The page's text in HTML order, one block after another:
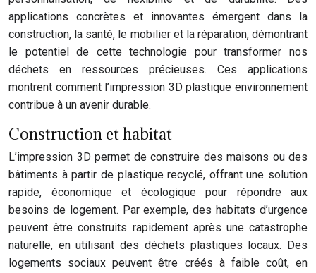
applications concrètes et innovantes émergent dans la
construction, la santé, le mobilier et la réparation, démontrant
le potentiel de cette technologie pour transformer nos
déchets en ressources précieuses. Ces applications
montrent comment l’impression 3D plastique environnement
contribue à un avenir durable.
Construction et habitat
L’impression 3D permet de construire des maisons ou des
bâtiments à partir de plastique recyclé, offrant une solution
rapide, économique et écologique pour répondre aux
besoins de logement. Par exemple, des habitats d’urgence
peuvent être construits rapidement après une catastrophe
naturelle, en utilisant des déchets plastiques locaux. Des
logements sociaux peuvent être créés à faible coût, en